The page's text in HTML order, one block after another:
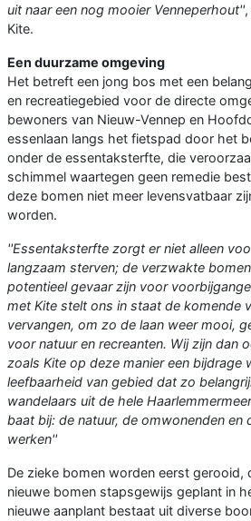
uit naar een nog mooier Venneperhout''
Kite.
Een duurzame omgeving
Het betreft een jong bos met een
en recreatiegebied voor de directe
bewoners van Nieuw-Vennep en
essenlaan langs het fietspad door het
onder de essentaksterfte, die
schimmel waartegen geen remedie
deze bomen niet meer levensvatbaar
worden.
''Essentaksterfte zorgt er niet alleen
langzaam sterven; de verzwakte
potentieel gevaar zijn voor
met Kite stelt ons in staat de komende
vervangen, om zo de laan weer mooi,
voor natuur en recreanten. Wij zijn dan
zoals Kite op deze manier een bijdrage
leefbaarheid van gebied dat zo
wandelaars uit de hele
baat bij: de natuur, de omwonenden en
werken''
De zieke bomen worden eerst gerooid,
nieuwe bomen stapsgewijs geplant in
nieuwe aanplant bestaat uit diverse